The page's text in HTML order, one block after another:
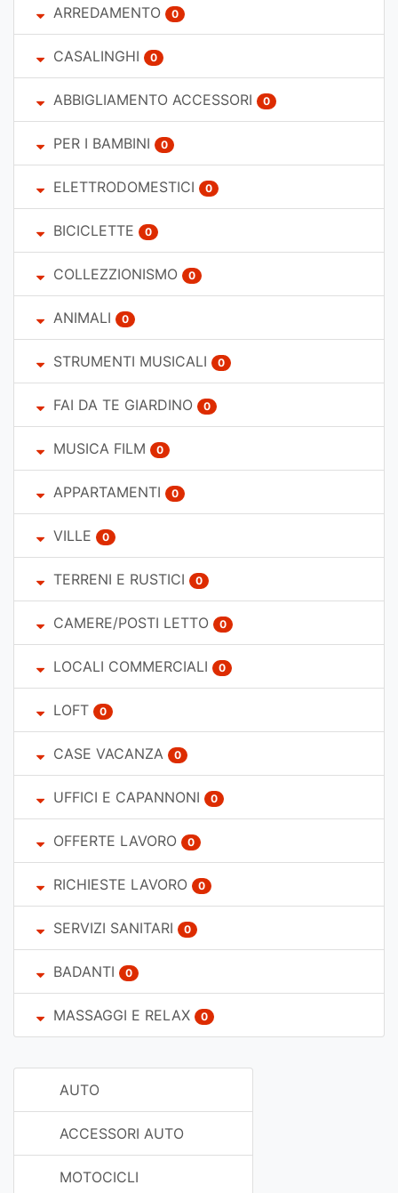
ARREDAMENTO 0
CASALINGHI 0
ABBIGLIAMENTO ACCESSORI 0
PER I BAMBINI 0
ELETTRODOMESTICI 0
BICICLETTE 0
COLLEZZIONISMO 0
ANIMALI 0
STRUMENTI MUSICALI 0
FAI DA TE GIARDINO 0
MUSICA FILM 0
APPARTAMENTI 0
VILLE 0
TERRENI E RUSTICI 0
CAMERE/POSTI LETTO 0
LOCALI COMMERCIALI 0
LOFT 0
CASE VACANZA 0
UFFICI E CAPANNONI 0
OFFERTE LAVORO 0
RICHIESTE LAVORO 0
SERVIZI SANITARI 0
BADANTI 0
MASSAGGI E RELAX 0
AUTO
ACCESSORI AUTO
MOTOCICLI